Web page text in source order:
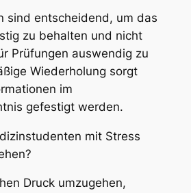
sind entscheidend, um das
zu behalten und nicht
Prüfungen auswendig zu
Wiederholung sorgt
im
gefestigt werden.
mit Stress
Druck umzugehen,